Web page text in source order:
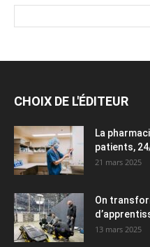
CHOIX DE L'ÉDITEUR
La
patients,
21 mars 2025
On
13 mars 2025